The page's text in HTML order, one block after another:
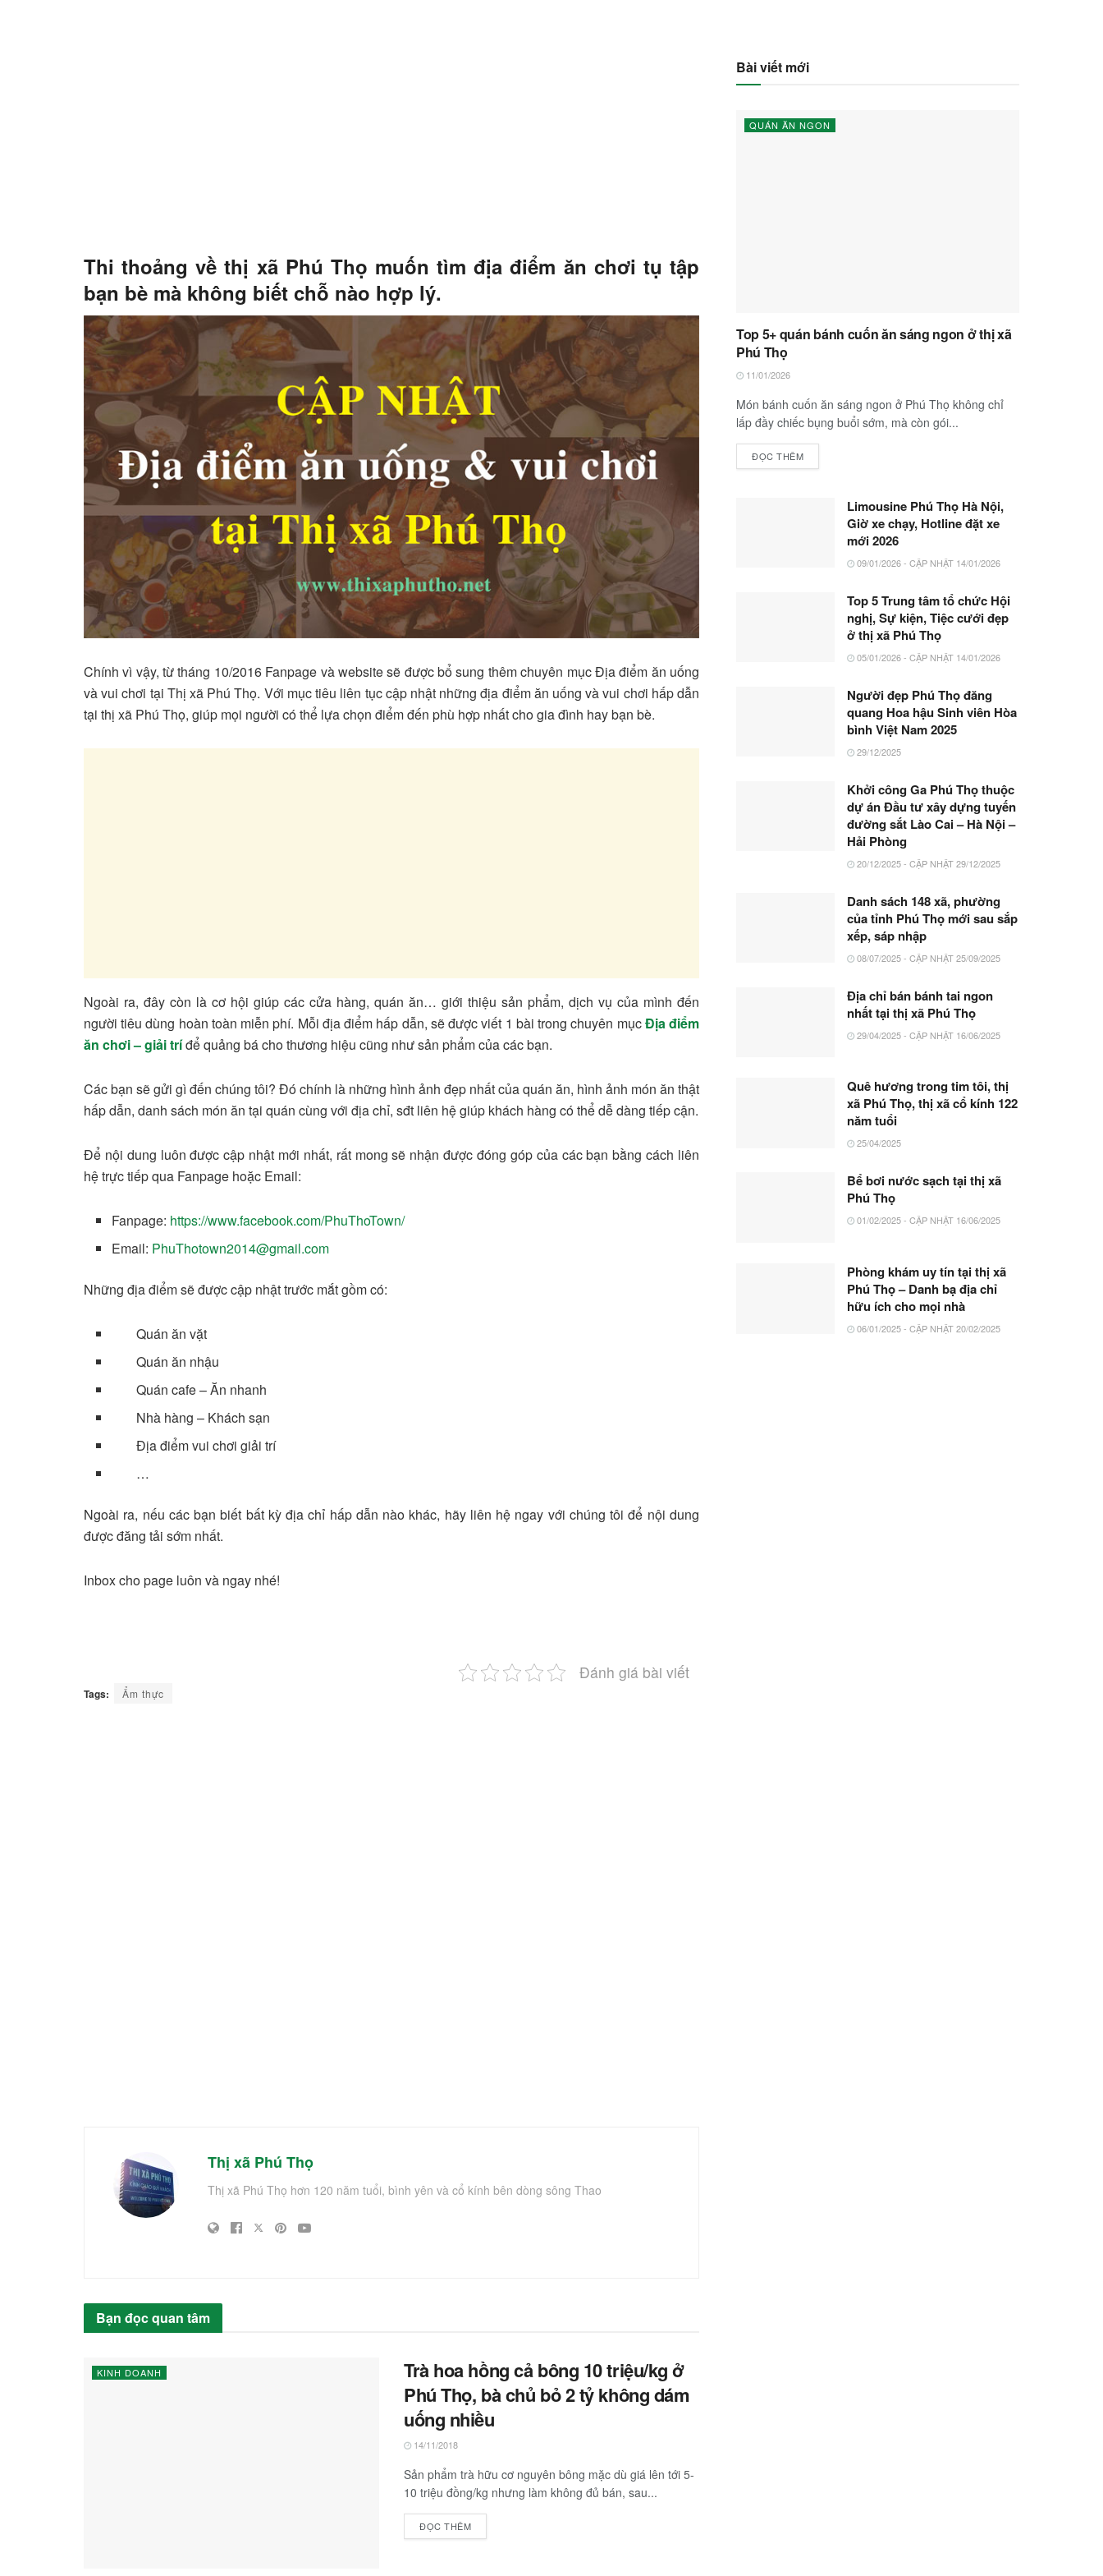
Thi thoảng về thị xã Phú Thọ muốn tìm địa điểm ăn chơi tụ tập
bạn bè mà không biết chỗ nào hợp lý.
Chính vì vậy, từ tháng 10/2016 Fanpage và website sẽ được bổ sung thêm chuyên mục Địa điểm ăn uống
và vui chơi tại Thị xã Phú Thọ. Với mục tiêu liên tục cập nhật những địa điểm ăn uống và vui chơi hấp dẫn
tại thị xã Phú Thọ, giúp mọi người có thể lựa chọn điểm đến phù hợp nhất cho gia đình hay bạn bè.
Ngoài ra, đây còn là cơ hội giúp các cửa hàng, quán ăn… giới thiệu sản phẩm, dịch vụ của mình đến
người tiêu dùng hoàn toàn miễn phí. Mỗi địa điểm hấp dẫn, sẽ được viết 1 bài trong chuyên mụcĐịa điểm
ăn chơi – giải tríđể quảng bá cho thương hiệu cũng như sản phẩm của các bạn.
Các bạn sẽ gửi gì đến chúng tôi? Đó chính là những hình ảnh đẹp nhất của quán ăn, hình ảnh món ăn thật
hấp dẫn, danh sách món ăn tại quán cùng với địa chỉ, sđt liên hệ giúp khách hàng có thể dễ dàng tiếp cận.
Để nội dung luôn được cập nhật mới nhất, rất mong sẽ nhận được đóng góp của các bạn bằng cách liên
hệ trực tiếp qua Fanpage hoặc Email:
Fanpage: https://www.facebook.com/PhuThoTown/
Email: PhuThotown2014@gmail.com
Những địa điểm sẽ được cập nhật trước mắt gồm có:
Quán ăn vặt
Quán ăn nhậu
Quán cafe – Ăn nhanh
Nhà hàng – Khách sạn
Địa điểm vui chơi giải trí
…
Ngoài ra, nếu các bạn biết bất kỳ địa chỉ hấp dẫn nào khác, hãy liên hệ ngay với chúng tôi để nội dung
được đăng tải sớm nhất.
Inbox cho page luôn và ngay nhé!
Đánh giá bài viết
Tags: Ẩm thực
Thị xã Phú Thọ
Thị xã Phú Thọ hơn 120 năm tuổi, bình yên và cổ kính bên dòng sông Thao
Bạn đọc quan tâm
KINH DOANH
Trà hoa hồng cả bông 10 triệu/kg ở
Phú Thọ, bà chủ bỏ 2 tỷ không dám
uống nhiều
14/11/2018
Sản phẩm trà hữu cơ nguyên bông mặc dù giá lên tới 5-
10 triệu đồng/kg nhưng làm không đủ bán, sau...
ĐỌC THÊM
Bài viết mới
QUÁN ĂN NGON
Top 5+ quán bánh cuốn ăn sáng ngon ở thị xã
Phú Thọ
11/01/2026
Món bánh cuốn ăn sáng ngon ở Phú Thọ không chỉ
lấp đầy chiếc bụng buổi sớm, mà còn gói...
ĐỌC THÊM
Limousine Phú Thọ Hà Nội,
Giờ xe chạy, Hotline đặt xe
mới 2026
09/01/2026 - CẬP NHẬT 14/01/2026
Top 5 Trung tâm tổ chức Hội
nghị, Sự kiện, Tiệc cưới đẹp
ở thị xã Phú Thọ
05/01/2026 - CẬP NHẬT 14/01/2026
Người đẹp Phú Thọ đăng
quang Hoa hậu Sinh viên Hòa
bình Việt Nam 2025
29/12/2025
Khởi công Ga Phú Thọ thuộc
dự án Đầu tư xây dựng tuyến
đường sắt Lào Cai – Hà Nội –
Hải Phòng
20/12/2025 - CẬP NHẬT 29/12/2025
Danh sách 148 xã, phường
của tỉnh Phú Thọ mới sau sắp
xếp, sáp nhập
08/07/2025 - CẬP NHẬT 25/09/2025
Địa chỉ bán bánh tai ngon
nhất tại thị xã Phú Thọ
29/04/2025 - CẬP NHẬT 16/06/2025
Quê hương trong tim tôi, thị
xã Phú Thọ, thị xã cổ kính 122
năm tuổi
25/04/2025
Bể bơi nước sạch tại thị xã
Phú Thọ
01/02/2025 - CẬP NHẬT 16/06/2025
Phòng khám uy tín tại thị xã
Phú Thọ – Danh bạ địa chỉ
hữu ích cho mọi nhà
06/01/2025 - CẬP NHẬT 20/02/2025